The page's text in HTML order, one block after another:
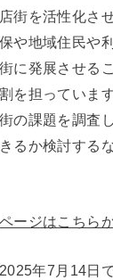
街を活性化さ
や地域住民や
に発展させる
を担っていま
の課題を調査
るか検討する
ージはこちら
年7月14日で